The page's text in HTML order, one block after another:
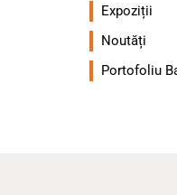
Expoziții
Noutăți
Portofoliu